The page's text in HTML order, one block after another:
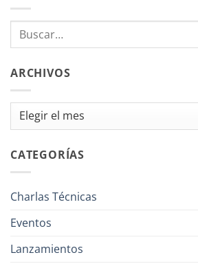
ARCHIVOS
Archivos
CATEGORÍAS
Charlas Técnicas
Eventos
Lanzamientos